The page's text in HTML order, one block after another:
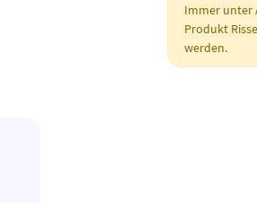
Immer unter
Produkt
werden.